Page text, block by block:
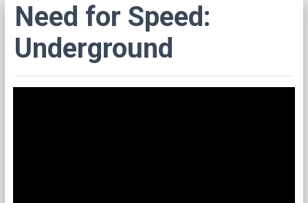
Need for Speed:
Underground